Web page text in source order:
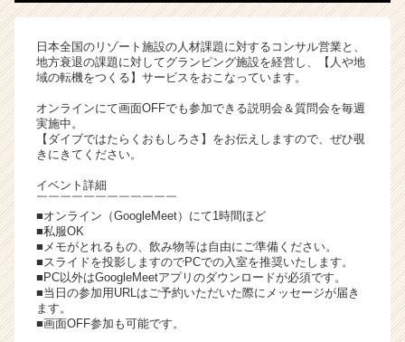
ト
が
届
く
活
ト
チ
ア
キ
ャ
リ
（C
日本全国のリゾート施設の人材課題に対するコンサル営業と、
地方衰退の課題に対してグランピング施設を経営し、【人や地
域の転機をつくる】サービスをおこなっています。
オンラインにて画面OFFでも参加できる説明会＆質問会を毎週
実施中。
【ダイブではたらくおもしろさ】をお伝えしますので、ぜひ覗
きにきてください。
イベント詳細
￣￣￣￣￣￣￣￣￣￣￣￣
■オンライン（GoogleMeet）にて1時間ほど
■私服OK
■メモがとれるもの、飲み物等は自由にご準備ください。
■スライドを投影しますのでPCでの入室を推奨いたします。
■PC以外はGoogleMeetアプリのダウンロードが必須です。
■当日の参加用URLはご予約いただいた際にメッセージが届き
ます。
■画面OFF参加も可能です。